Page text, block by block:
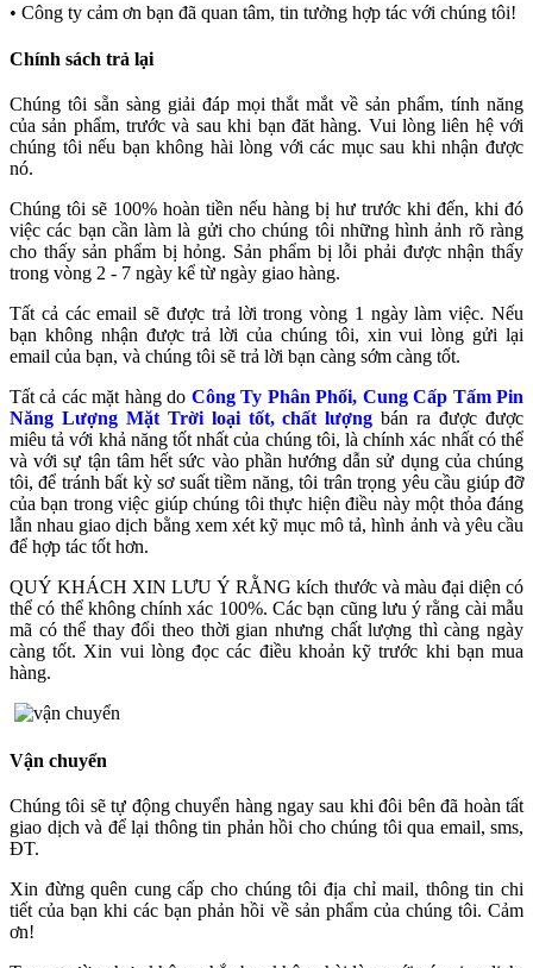
• Công ty cảm ơn bạn đã quan tâm, tin tưởng hợp tác với chúng tôi!
Chính sách trả lại
Chúng tôi sẵn sàng giải đáp mọi thắt mắt về sản phẩm, tính năng
của sản phẩm, trước và sau khi bạn đăt hàng. Vui lòng liên hệ với
chúng tôi nếu bạn không hài lòng với các mục sau khi nhận được
nó.
Chúng tôi sẽ 100% hoàn tiền nếu hàng bị hư trước khi đến, khi đó
việc các bạn cần làm là gửi cho chúng tôi những hình ảnh rõ ràng
cho thấy sản phẩm bị hỏng. Sản phẩm bị lỗi phải được nhận thấy
trong vòng 2 - 7 ngày kể từ ngày giao hàng.
Tất cả các email sẽ được trả lời trong vòng 1 ngày làm việc. Nếu
bạn không nhận được trả lời của chúng tôi, xin vui lòng gửi lại
email của bạn, và chúng tôi sẽ trả lời bạn càng sớm càng tốt.
Tất cả các mặt hàng do Công Ty Phân Phối, Cung Cấp Tấm Pin
Năng Lượng Mặt Trời loại tốt, chất lượng bán ra được được
miêu tả với khả năng tốt nhất của chúng tôi, là chính xác nhất có thể
và với sự tận tâm hết sức vào phần hướng dẫn sử dụng của chúng
tôi, để tránh bất kỳ sơ suất tiềm năng, tôi trân trọng yêu cầu giúp đỡ
của bạn trong việc giúp chúng tôi thực hiện điều này một thỏa đáng
lẫn nhau giao dịch bằng xem xét kỹ mục mô tả, hình ảnh và yêu cầu
để hợp tác tốt hơn.
QUÝ KHÁCH XIN LƯU Ý RẰNG kích thước và màu đại diện có
thể có thể không chính xác 100%. Các bạn cũng lưu ý rằng cài mẫu
mã có thể thay đổi theo thời gian nhưng chất lượng thì càng ngày
càng tốt. Xin vui lòng đọc các điều khoản kỹ trước khi bạn mua
hàng.
Vận chuyển
Chúng tôi sẽ tự động chuyển hàng ngay sau khi đôi bên đã hoàn tất
giao dịch và để lại thông tin phản hồi cho chúng tôi qua email, sms,
ĐT.
Xin đừng quên cung cấp cho chúng tôi địa chỉ mail, thông tin chi
tiết của bạn khi các bạn phản hồi về sản phẩm của chúng tôi. Cảm
ơn!